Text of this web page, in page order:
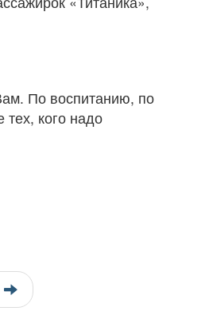
По воспитанию, по
кого надо